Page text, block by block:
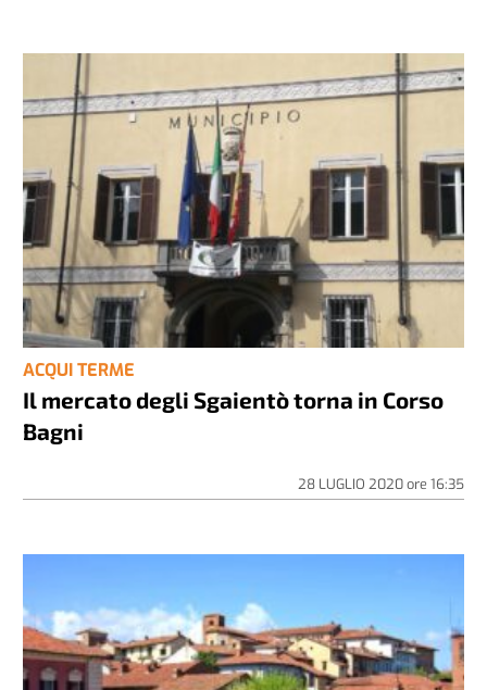
ACQUI TERME
Il mercato degli Sgaientò torna in Corso
Bagni
28 LUGLIO 2020ore 16:35